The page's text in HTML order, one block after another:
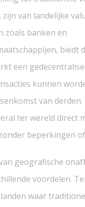
van landelijke
zoals banken en
biedt
een
kunnen
van
ter wereld direct
beperkingen
geografische
voordelen.
waar